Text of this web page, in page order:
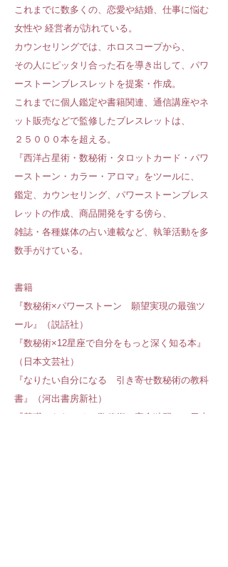
これまでに数多くの、恋愛や結婚、仕事に悩む
女性や 経営者が訪れている。
カウンセリングでは、ホロスコープから、
その人にピッタリ合った石を導き出して、パワ
ーストーンブレスレットを提案・作成。
これまでに個人鑑定や書籍関連、通信講座やネ
ット販売などで監修したブレスレットは、
２５０００本を超える。
『西洋占星術・数秘術・タロットカード・パワ
ーストーン・カラー・アロマ』をツールに、
鑑定、カウンセリング、パワーストーンブレス
レットの作成、商品開発をする傍ら、
雑誌・各種媒体の占い連載など、執筆活動を多
数手がけている。
書籍
『数秘術×パワーストーン 願望実現の最強ツ
ール』（説話社）
『数秘術×12星座で自分をもっと深く知る本』
（日本文芸社）
『なりたい自分になる 引き寄せ数秘術の教科
書』（河出書房新社）
『基礎からわかる 数秘術の完全独習』（日本